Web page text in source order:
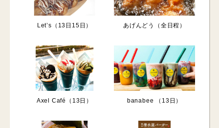
Let’s（13日15日） あげんどう（全日程）
Axel Café（13日） banabee （13日）